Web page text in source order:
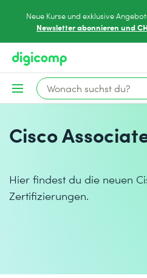
Neue Kurse und exklusive
Newsletter abonnieren und
Cisco
Hier findest du die neuen
Zertifizierungen.